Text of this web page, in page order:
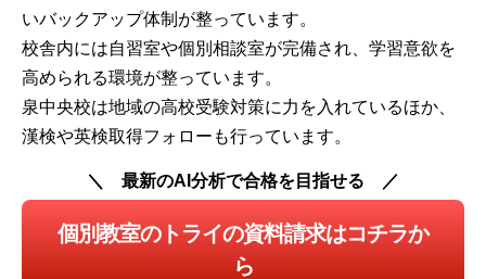
いバックアップ体制が整っています。
校舎内には自習室や個別相談室が完備され、学習意欲を
高められる環境が整っています。
泉中央校は地域の高校受験対策に力を入れているほか、
漢検や英検取得フォローも行っています。
最新のAI分析で合格を目指せる
個別教室のトライの資料請求はコチラか
ら